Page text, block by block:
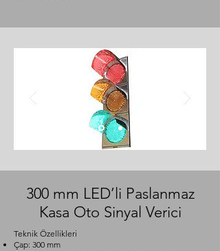
300 mm LED’li Paslanmaz
Kasa Oto Sinyal Verici
Teknik Özellikleri
Çap: 300 mm